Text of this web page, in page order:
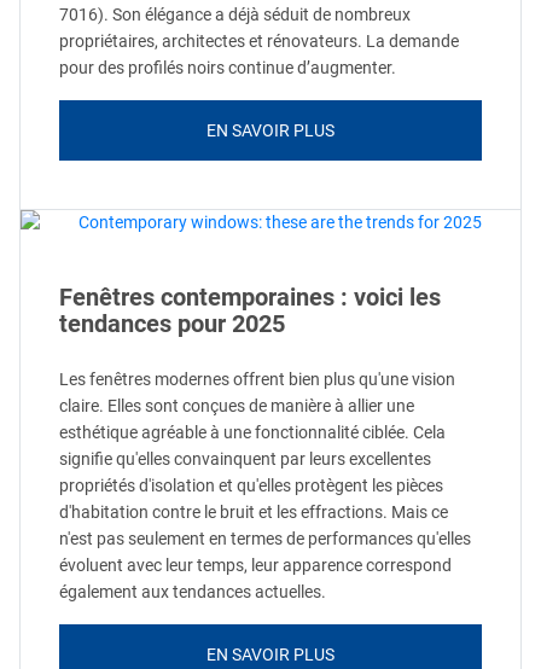
7016). Son élégance a déjà séduit de nombreux
propriétaires, architectes et rénovateurs. La demande
pour des profilés noirs continue d’augmenter.
EN SAVOIR PLUS
Fenêtres contemporaines : voici les
tendances pour 2025
Les fenêtres modernes offrent bien plus qu'une vision
claire. Elles sont conçues de manière à allier une
esthétique agréable à une fonctionnalité ciblée. Cela
signifie qu'elles convainquent par leurs excellentes
propriétés d'isolation et qu'elles protègent les pièces
d'habitation contre le bruit et les effractions. Mais ce
n'est pas seulement en termes de performances qu'elles
évoluent avec leur temps, leur apparence correspond
également aux tendances actuelles.
EN SAVOIR PLUS